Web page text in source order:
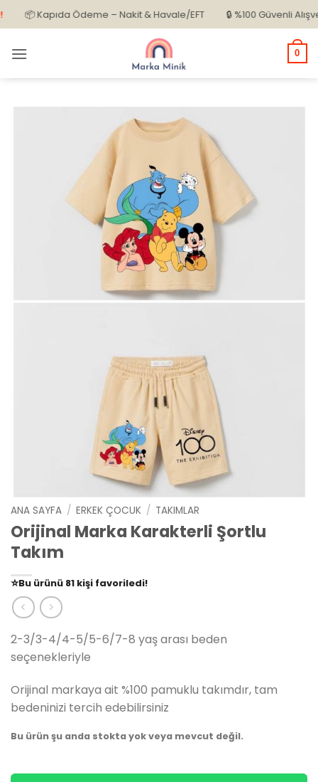
İçeriğe
atla
📦 Kapıda Ödeme – Nakit & Havale/EFT 🔒 %100 Güvenli Alışveriş
0
ANA SAYFA / ERKEK ÇOCUK / TAKIMLAR
Orijinal Marka Karakterli Şortlu
Takım
⭐️Bu ürünü 81 kişi favoriledi!
🛒39 kişisepetine ekledi!
✅ Bugün 14 adet
2-3/3-4/4-5/5-6/7-8 yaş arası beden
seçenekleriyle
Orijinal markaya ait %100 pamuklu takımdır, tam
bedeninizi tercih edebilirsiniz
Bu ürün şu anda stokta yok veya mevcut değil.